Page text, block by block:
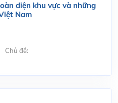
diện khu vực và những
Nam
Chủ đề: